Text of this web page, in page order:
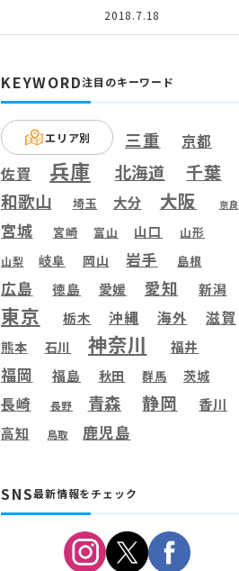
2018.7.18
KEYWORD注目のキーワード
エリア別 三重 京都
佐賀 兵庫 北海道 千葉
和歌山 埼玉 大分 大阪 奈良
宮城 宮崎 富山 山口 山形
山梨 岐阜 岡山 岩手 島根
広島 徳島 愛媛 愛知 新潟
東京 栃木 沖縄 海外 滋賀
熊本 石川 神奈川 福井
福岡 福島 秋田 群馬 茨城
長崎 長野 青森 静岡 香川
高知 鳥取 鹿児島
SNS最新情報をチェック